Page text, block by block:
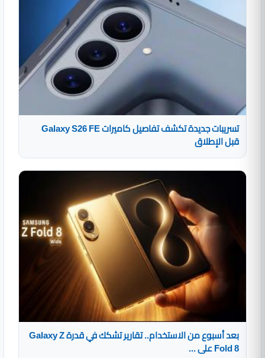
تسريبات جديدة تكشف تفاصيل كاميرات Galaxy S26 FE
قبل الإطلاق
بعد أسبوع من الاستخدام.. تقارير تشكك في قدرة Galaxy Z
Fold 8 على ...